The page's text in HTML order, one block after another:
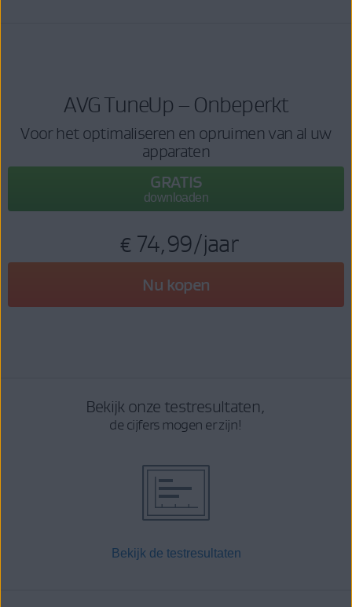
AVG TuneUp – Onbeperkt
Voor het optimaliseren en opruimen van al uw
apparaten
GRATIS
downloaden
€ 74,99/jaar
Nu kopen
Bekijk onze testresultaten,
de cijfers mogen er zijn!
Bekijk de testresultaten